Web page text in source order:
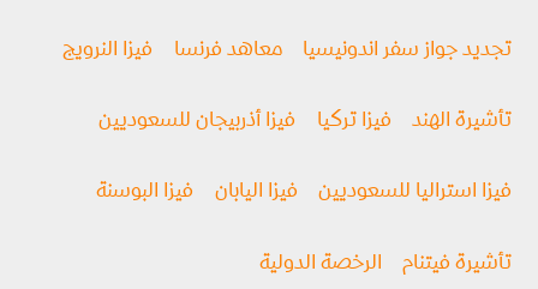
تجديد جواز سفر اندونيسيا معاهد فرنسا فيزا النرويج
تأشيرة الهند فيزا تركيا فيزا أذربيجان للسعوديين
فيزا استراليا للسعوديين فيزا اليابان فيزا البوسنة
تأشيرة فيتنام الرخصة الدولية